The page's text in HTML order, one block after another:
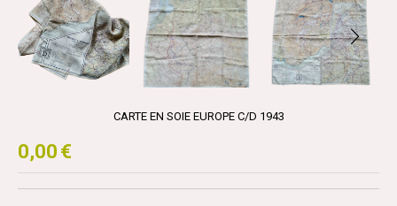
CARTE EN SOIE EUROPE C/D 1943
0,00 €